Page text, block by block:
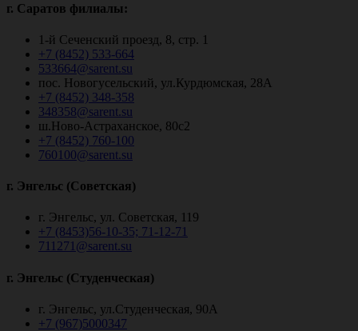
г. Саратов филиалы:
1-й Сеченский проезд, 8, стр. 1
+7 (8452) 533-664
533664@sarent.su
пос. Новогусельский, ул.Курдюмская, 28А
+7 (8452) 348-358
348358@sarent.su
ш.Ново-Астраханское, 80с2
+7 (8452) 760-100
760100@sarent.su
г. Энгельс (Советская)
г. Энгельс, ул. Советская, 119
+7 (8453)56-10-35; 71-12-71
711271@sarent.su
г. Энгельс (Студенческая)
г. Энгельс, ул.Студенческая, 90А
+7 (967)5000347